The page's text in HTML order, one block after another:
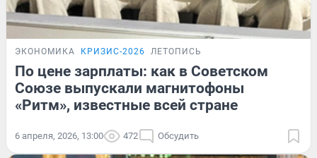
ЭКОНОМИКА КРИЗИС-2026 ЛЕТОПИСЬ
По цене зарплаты: как в Советском
Союзе выпускали магнитофоны
«Ритм», известные всей стране
6 апреля, 2026, 13:00 472 Обсудить